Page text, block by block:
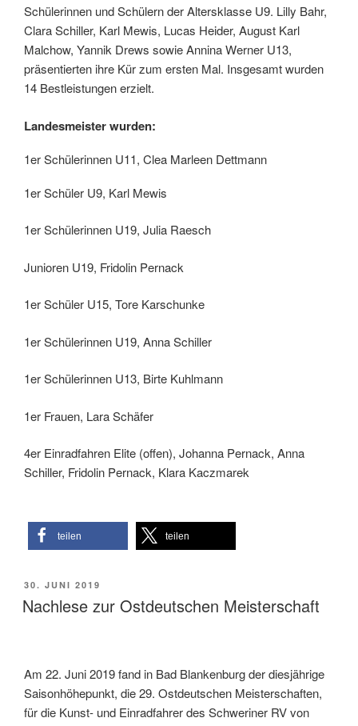
Schülerinnen und Schülern der Altersklasse U9. Lilly Bahr,
Clara Schiller, Karl Mewis, Lucas Heider, August Karl
Malchow, Yannik Drews sowie Annina Werner U13,
präsentierten ihre Kür zum ersten Mal. Insgesamt wurden
14 Bestleistungen erzielt.
Landesmeister wurden:
1er Schülerinnen U11, Clea Marleen Dettmann
1er Schüler U9, Karl Mewis
1er Schülerinnen U19, Julia Raesch
Junioren U19, Fridolin Pernack
1er Schüler U15, Tore Karschunke
1er Schülerinnen U19, Anna Schiller
1er Schülerinnen U13, Birte Kuhlmann
1er Frauen, Lara Schäfer
4er Einradfahren Elite (offen), Johanna Pernack, Anna
Schiller, Fridolin Pernack, Klara Kaczmarek
teilen teilen
VERÖFFENTLICHT
AM
30. JUNI 2019
Nachlese zur Ostdeutschen Meisterschaft
Am 22. Juni 2019 fand in Bad Blankenburg der diesjährige
Saisonhöhepunkt, die 29. Ostdeutschen Meisterschaften,
für die Kunst- und Einradfahrer des Schweriner RV von